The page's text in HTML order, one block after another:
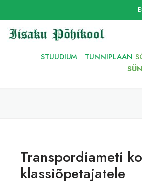
Skip
to
STUUDIUM TUNNIPLAAN
Transpordiameti
klassiõpetajatele